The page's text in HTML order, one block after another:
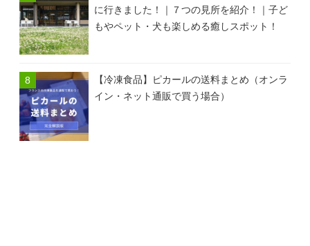
に行きました！｜７つの見所を紹介！｜子ど
もやペット・犬も楽しめる癒しスポット！
【冷凍食品】ピカールの送料まとめ（オンラ
イン・ネット通販で買う場合）